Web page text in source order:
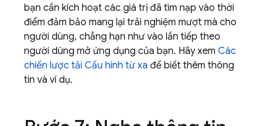
bạn cần kích hoạt các giá trị đã tìm nạp vào thời
điểm đảm bảo mang lại trải nghiệm mượt mà cho
người dùng, chẳng hạn như vào lần tiếp theo
người dùng mở ứng dụng của bạn. Hãy xem Các
chiến lược tải Cấu hình từ xa để biết thêm thông
tin và ví dụ.